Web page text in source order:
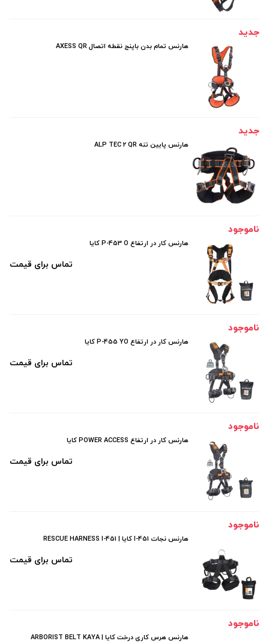
جدید
هارنس تمام بدن باپنج نقطه اتصال AXESS QR
جدید
هارنس پایین تنه ALP TEC 2 QR
ناموجود
هارنس کار در ارتفاع P-453 O کایا
تماس برای قیمت
ناموجود
هارنس کار در ارتفاع P-455 YO کایا
تماس برای قیمت
ناموجود
هارنس کار در ارتفاع POWER ACCESS کایا
تماس برای قیمت
ناموجود
هارنس نجات I-451 کایا | RESCUE HARNESS I-451
تماس برای قیمت
ناموجود
هارنس هرس کاری درخت کایا | ARBORIST BELT KAYA